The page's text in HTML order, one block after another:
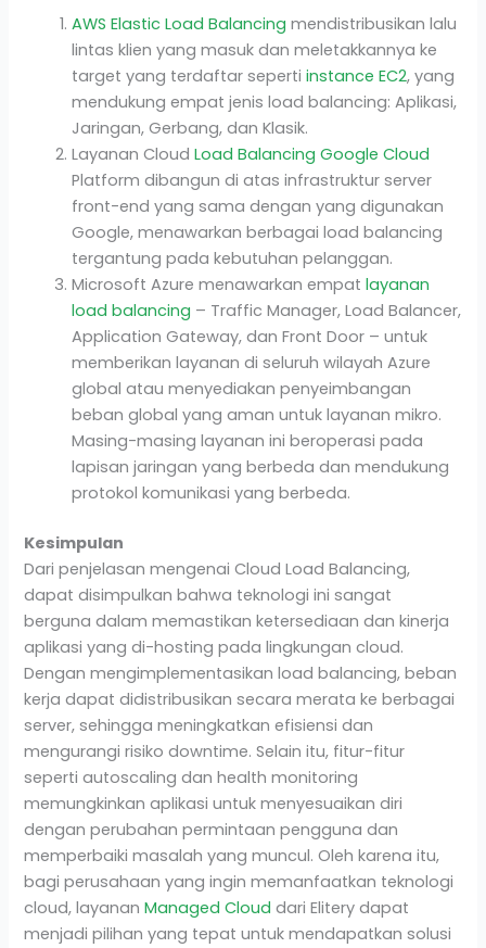
AWS Elastic Load Balancing mendistribusikan lalu
lintas klien yang masuk dan meletakkannya ke
target yang terdaftar sepertiinstance EC2, yang
mendukung empat jenis load balancing: Aplikasi,
Jaringan, Gerbang, dan Klasik.
Layanan CloudLoad Balancing Google Cloud
Platform dibangun di atas infrastruktur server
front-end yang sama dengan yang digunakan
Google, menawarkan berbagai load balancing
tergantung pada kebutuhan pelanggan.
Microsoft Azure menawarkan empatlayanan
load balancing – Traffic Manager, Load Balancer,
Application Gateway, dan Front Door – untuk
memberikan layanan di seluruh wilayah Azure
global atau menyediakan penyeimbangan
beban global yang aman untuk layanan mikro.
Masing-masing layanan ini beroperasi pada
lapisan jaringan yang berbeda dan mendukung
protokol komunikasi yang berbeda.
Kesimpulan
Dari penjelasan mengenai Cloud Load Balancing,
dapat disimpulkan bahwa teknologi ini sangat
berguna dalam memastikan ketersediaan dan kinerja
aplikasi yang di-hosting pada lingkungan cloud.
Dengan mengimplementasikan load balancing, beban
kerja dapat didistribusikan secara merata ke berbagai
server, sehingga meningkatkan efisiensi dan
mengurangi risiko downtime. Selain itu, fitur-fitur
seperti autoscaling dan health monitoring
memungkinkan aplikasi untuk menyesuaikan diri
dengan perubahan permintaan pengguna dan
memperbaiki masalah yang muncul. Oleh karena itu,
bagi perusahaan yang ingin memanfaatkan teknologi
cloud, layananManaged Cloud dari Elitery dapat
menjadi pilihan yang tepat untuk mendapatkan solusi